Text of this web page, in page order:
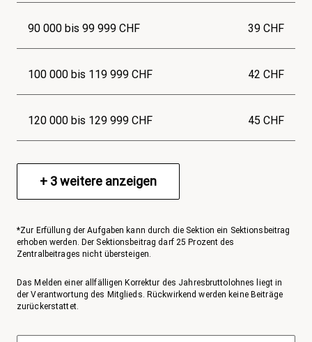
90 000 bis 99 999 CHF 39 CHF
100 000 bis 119 999 CHF 42 CHF
120 000 bis 129 999 CHF 45 CHF
+ 3weitere anzeigen
*Zur Erfüllung der Aufgaben kann durch die Sektion ein Sektionsbeitrag
erhoben werden. Der Sektionsbeitrag darf 25 Prozent des
Zentralbeitrages nicht übersteigen.
Das Melden einer allfälligen Korrektur des Jahresbruttolohnes liegt in
der Verantwortung des Mitglieds. Rückwirkend werden keine Beiträge
zurückerstattet.